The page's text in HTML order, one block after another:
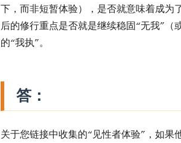
下，而非短暂体验），是否就意味着成为
后的修行重点是否就是继续稳固“无我”（
的“我执”。
答：
关于您链接中收集的“见性者体验”，如